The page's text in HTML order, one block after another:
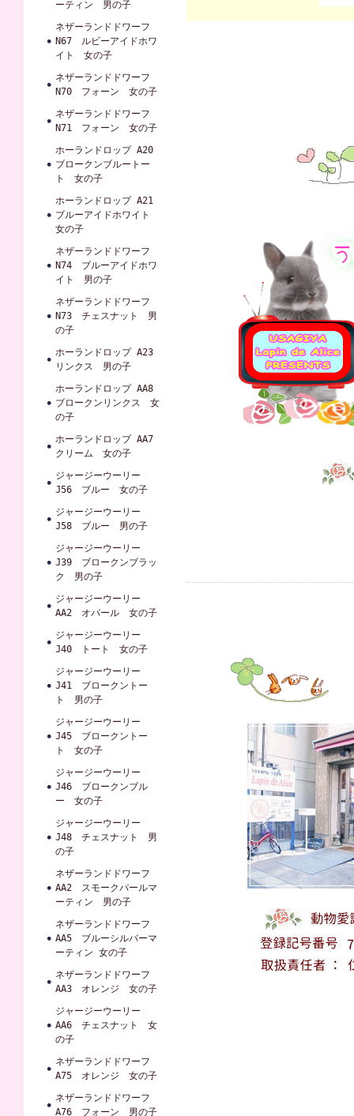
ーティン 男の子
ネザーランドドワーフ
N67 ルビーアイドホワ
イト 女の子
ネザーランドドワーフ
N70 フォーン 女の子
ネザーランドドワーフ
N71 フォーン 女の子
ホーランドロップ A20
ブロークンブルートー
ト 女の子
ホーランドロップ A21
ブルーアイドホワイト
女の子
ネザーランドドワーフ
N74 ブルーアイドホワ
イト 男の子
ネザーランドドワーフ
N73 チェスナット 男
の子
ホーランドロップ A23
リンクス 男の子
ホーランドロップ AA8
ブロークンリンクス 女
の子
ホーランドロップ AA7
クリーム 女の子
ジャージーウーリー
J56 ブルー 女の子
ジャージーウーリー
J58 ブルー 男の子
ジャージーウーリー
J39 ブロークンブラッ
ク 男の子
ジャージーウーリー
AA2 オパール 女の子
ジャージーウーリー
J40 トート 女の子
ジャージーウーリー
J41 ブロークントー
ト 男の子
ジャージーウーリー
J45 ブロークントー
ト 女の子
ジャージーウーリー
J46 ブロークンブル
ー 女の子
ジャージーウーリー
J48 チェスナット 男
の子
ネザーランドドワーフ
AA2 スモークパールマ
ーティン 男の子
ネザーランドドワーフ
AA5 ブルーシルバーマ
ーティン 女の子
ネザーランドドワーフ
AA3 オレンジ 女の子
ジャージーウーリー
AA6 チェスナット 女
の子
ネザーランドドワーフ
A75 オレンジ 女の子
ネザーランドドワーフ
A76 フォーン 男の子